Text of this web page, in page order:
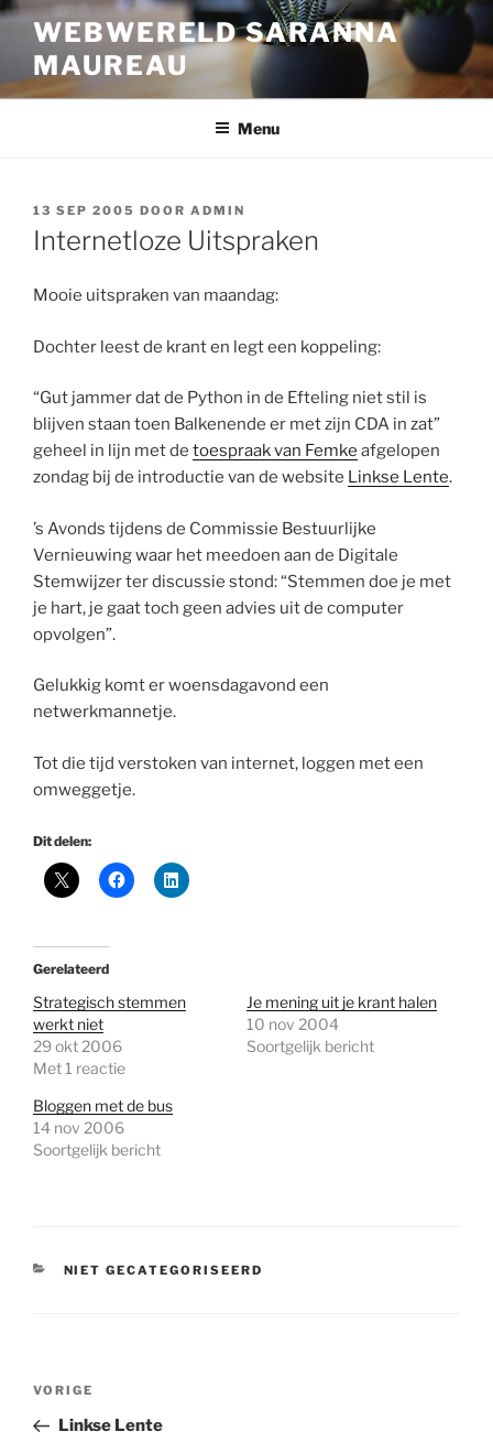
Ga
inhoud
WEBWERELD SARANNA
MAUREAU
Menu
GEPLAATST
OP
13 SEP 2005 DOOR ADMIN
Internetloze Uitspraken
Mooie uitspraken van maandag:
Dochter leest de krant en legt een koppeling:
“Gut jammer dat de Python in de Efteling niet stil is
blijven staan toen Balkenende er met zijn CDA in zat”
geheel in lijn met de toespraak van Femke afgelopen
zondag bij de introductie van de website Linkse Lente.
’s Avonds tijdens de Commissie Bestuurlijke
Vernieuwing waar het meedoen aan de Digitale
Stemwijzer ter discussie stond: “Stemmen doe je met
je hart, je gaat toch geen advies uit de computer
opvolgen”.
Gelukkig komt er woensdagavond een
netwerkmannetje.
Tot die tijd verstoken van internet, loggen met een
omweggetje.
Dit delen:
Gerelateerd
Strategisch stemmen
werkt niet
29 okt 2006
Met 1 reactie
Je mening uit je krant halen
10 nov 2004
Soortgelijk bericht
Bloggen met de bus
14 nov 2006
Soortgelijk bericht
CATEGORIEËN
NIET GECATEGORISEERD
Bericht
Vorig
bericht
VORIGE
Linkse Lente